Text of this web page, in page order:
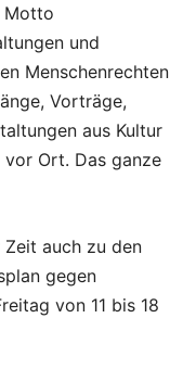
Motto
und
Menschenrechten
Vorträge,
aus Kultur
Ort. Das ganze
auch zu den
gegen
von 11 bis 18